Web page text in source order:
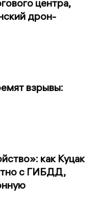
центра,
дрон-
взрывы:
как Куцак
с ГИБДД,